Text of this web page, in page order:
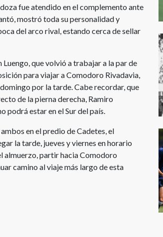
fue atendido en el complemento ante
mostró toda su personalidad y
del arco rival, estando cerca de sellar
que volvió a trabajar a la par de
para viajar a Comodoro Rivadavia,
por la tarde. Cabe recordar, que
de la pierna derecha, Ramiro
podrá estar en el Sur del país.
en el predio de Cadetes, el
la tarde, jueves y viernes en horario
almuerzo, partir hacia Comodoro
camino al viaje más largo de esta